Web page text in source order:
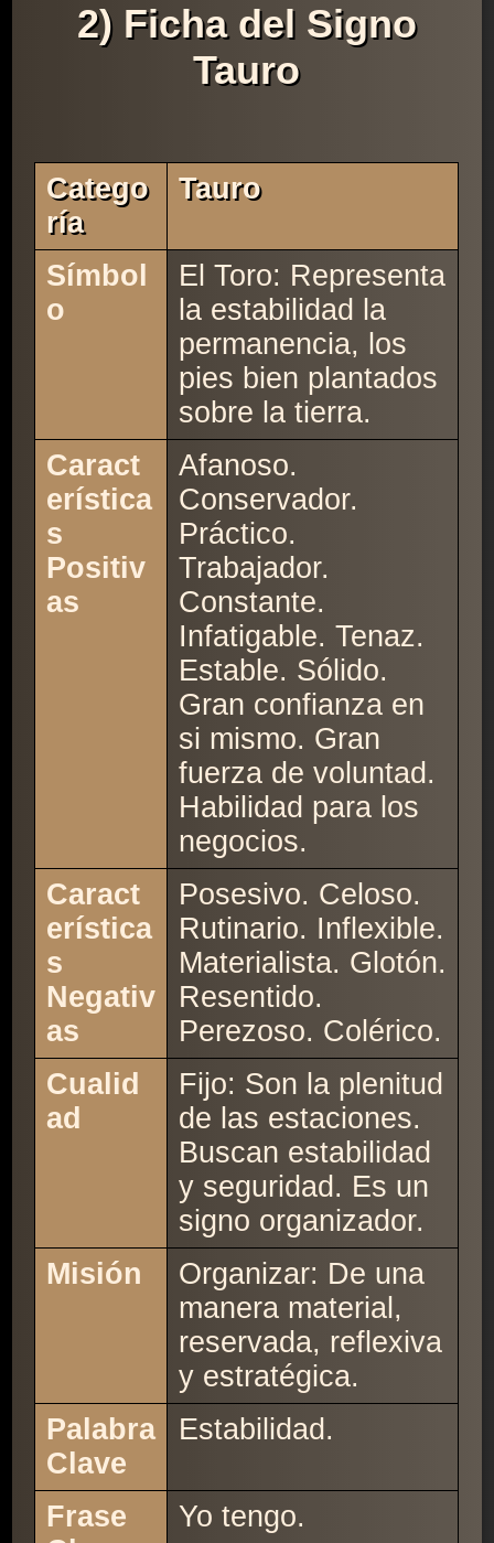
2) Ficha del Signo
Tauro
Catego
Ría
Tauro
Símbol
o
El Toro: Representa
la estabilidad la
permanencia, los
pies bien plantados
sobre la tierra.
Caract
erística
s
Positiv
as
Afanoso.
Conservador.
Práctico.
Trabajador.
Constante.
Infatigable. Tenaz.
Estable. Sólido.
Gran confianza en
si mismo. Gran
fuerza de voluntad.
Habilidad para los
negocios.
Caract
erística
s
Negativ
as
Posesivo. Celoso.
Rutinario. Inflexible.
Materialista. Glotón.
Resentido.
Perezoso. Colérico.
Cualid
ad
Fijo: Son la plenitud
de las estaciones.
Buscan estabilidad
y seguridad. Es un
signo organizador.
Misión
Organizar: De una
manera material,
reservada, reflexiva
y estratégica.
Palabra
Clave
Estabilidad.
Frase
Yo tengo.